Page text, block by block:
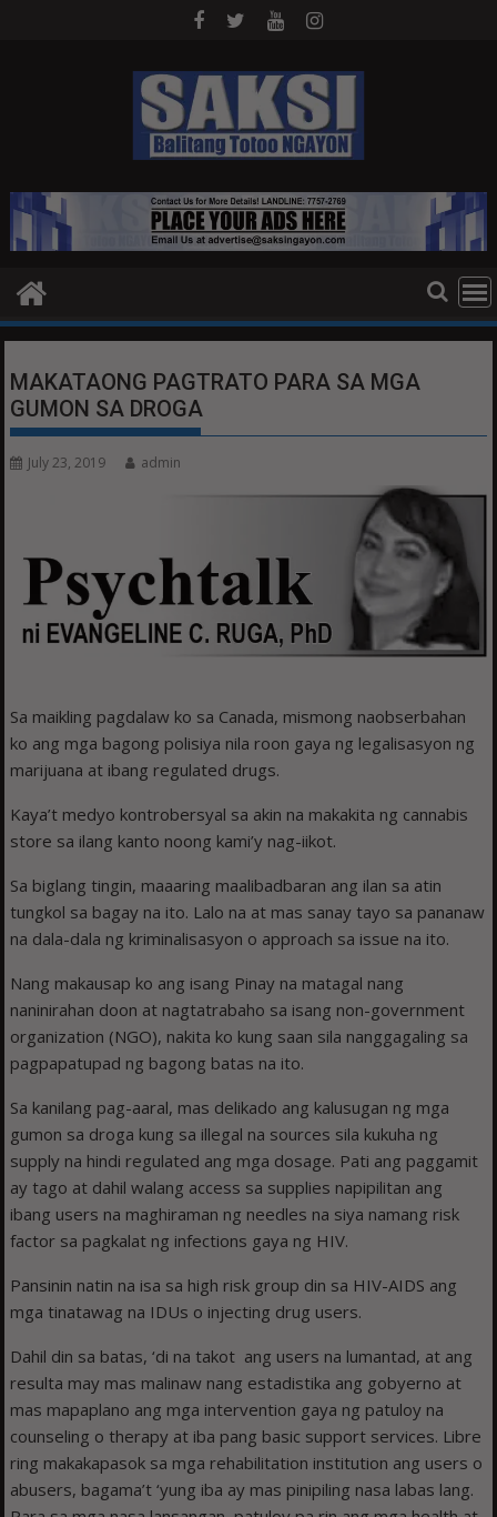
MAKATAONG PAGTRATO PARA SA MGA
GUMON SA DROGA
July 23, 2019 admin
Sa maikling pagdalaw ko sa Canada, mismong naobserbahan
ko ang mga bagong polisiya nila roon gaya ng legalisasyon ng
marijuana at ibang regulated drugs.
Kaya’t medyo kontrobersyal sa akin na makakita ng cannabis
store sa ilang kanto noong kami’y nag-iikot.
Sa biglang tingin, maaaring maalibadbaran ang ilan sa atin
tungkol sa bagay na ito. Lalo na at mas sanay tayo sa pananaw
na dala-dala ng kriminalisasyon o approach sa issue na ito.
Nang makausap ko ang isang Pinay na matagal nang
naninirahan doon at nagtatrabaho sa isang non-government
organization (NGO), nakita ko kung saan sila nanggagaling sa
pagpapatupad ng bagong batas na ito.
Sa kanilang pag-aaral, mas delikado ang kalusugan ng mga
gumon sa droga kung sa illegal na sources sila kukuha ng
supply na hindi regulated ang mga dosage. Pati ang paggamit
ay tago at dahil walang access sa supplies napipilitan ang
ibang users na maghiraman ng needles na siya namang risk
factor sa pagkalat ng infections gaya ng HIV.
Pansinin natin na isa sa high risk group din sa HIV-AIDS ang
mga tinatawag na IDUs o injecting drug users.
Dahil din sa batas, ‘di na takot ang users na lumantad, at ang
resulta may mas malinaw nang estadistika ang gobyerno at
mas mapaplano ang mga intervention gaya ng patuloy na
counseling o therapy at iba pang basic support services. Libre
ring makakapasok sa mga rehabilitation institution ang users o
abusers, bagama’t ‘yung iba ay mas pinipiling nasa labas lang.